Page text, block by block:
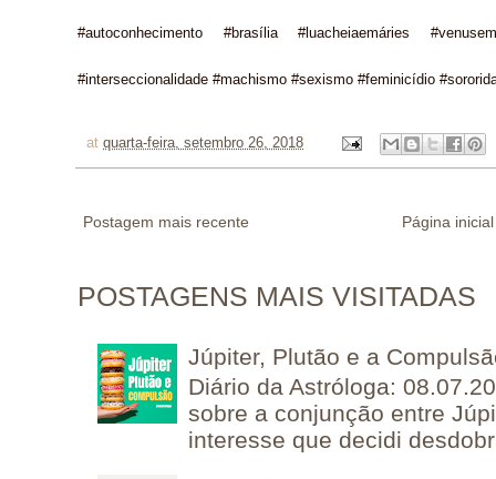
#autoconhecimento #brasília #luacheiaemáries
#interseccionalidade #machismo #sexismo #feminicídio
at quarta-feira, setembro 26, 2018
Postagem mais recente Página inicial
POSTAGENS MAIS VISITADAS
Júpiter, Plutão e a
Diário da Astróloga:
sobre a conjunção entre
interesse que decidi